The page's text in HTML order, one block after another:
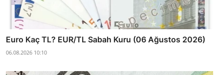
Euro Kaç TL? EUR/TL Sabah Kuru (06 Ağustos 2026)
06.08.2026 10:10